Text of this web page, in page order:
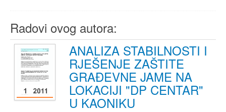
Radovi ovog autora:
ANALIZA STABILNOSTI I
RJEŠENJE ZAŠTITE
GRAĐEVNE JAME NA
LOKACIJI "DP CENTAR"
U KAONIKU